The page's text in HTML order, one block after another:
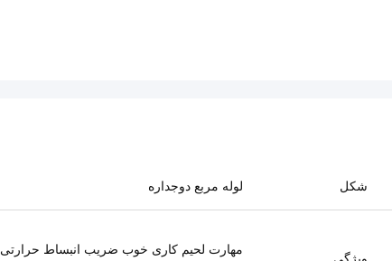
شکل لوله مربع دوجداره
ویژگی
مهارت لحیم کاری خوب ضریب انبساط حرارتی